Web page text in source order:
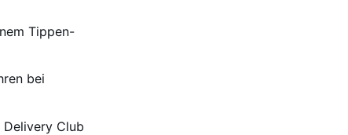
Tippen-
bei
Club